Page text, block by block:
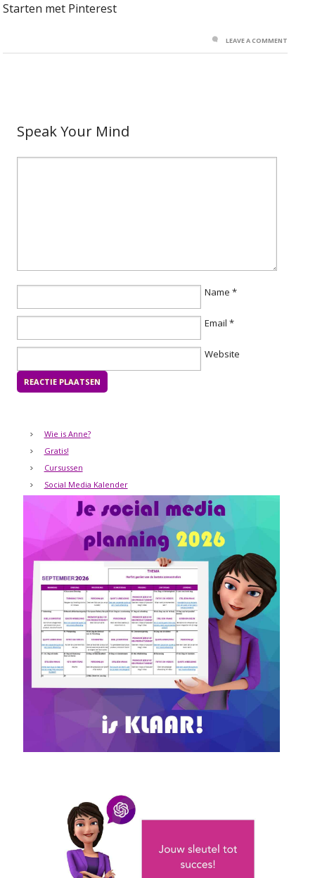
Starten met Pinterest
LEAVE A COMMENT
Speak Your Mind
Name *
Email *
Website
Wie is Anne?
Gratis!
Cursussen
Social Media Kalender